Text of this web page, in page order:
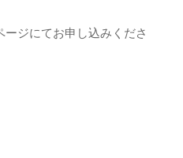
ージにてお申し込みくださ